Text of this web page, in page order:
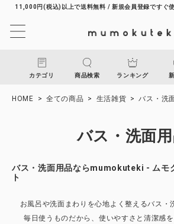
11,000円(税込)以上で送料無料 / 新規会員登録ですぐ
カテゴリ 商品検索 ランキング
ようこそ ゲスト 様
HOME 全ての商品 生活雑貨 バス・洗
バス・洗面
バス・洗面用品ならmumokuteki - ムモ
ト
お風呂や洗面まわりを心地よく整えるバス・
毎日使うものだから、使いやすさと清潔感を